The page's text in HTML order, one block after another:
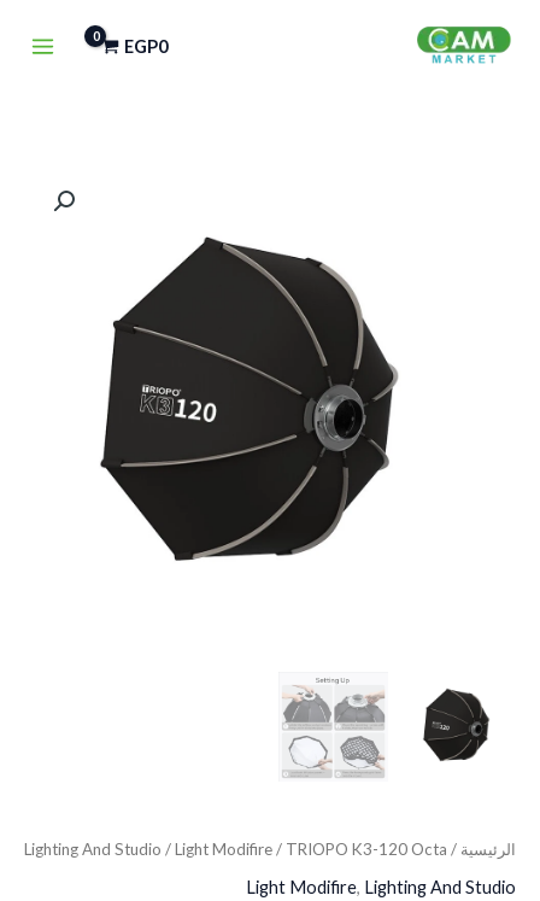
EGP0
الرئيسية /
Lighting And Studio /Light Modifire/ TRIOPO K3-120 Octa
Light Modifire, Lighting And Studio